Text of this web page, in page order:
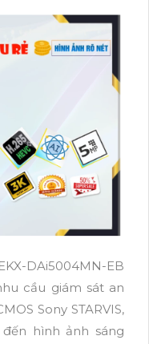
DAi5004MN-EB
cầu giám sát an
Sony STARVIS,
hình ảnh sáng